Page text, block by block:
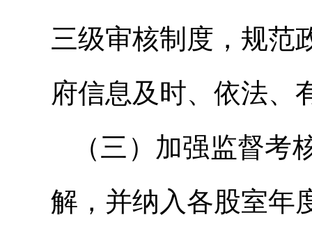
三级审核制度，规范
府信息及时、依法、
（三）加强监督
解，并纳入各股室年